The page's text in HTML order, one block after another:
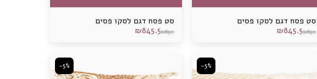
סט פסח דגם לסקו פסים
₪890
₪845.5
סט פסח דגם לסקו פסים
₪890
₪845.5
-5%
-5%